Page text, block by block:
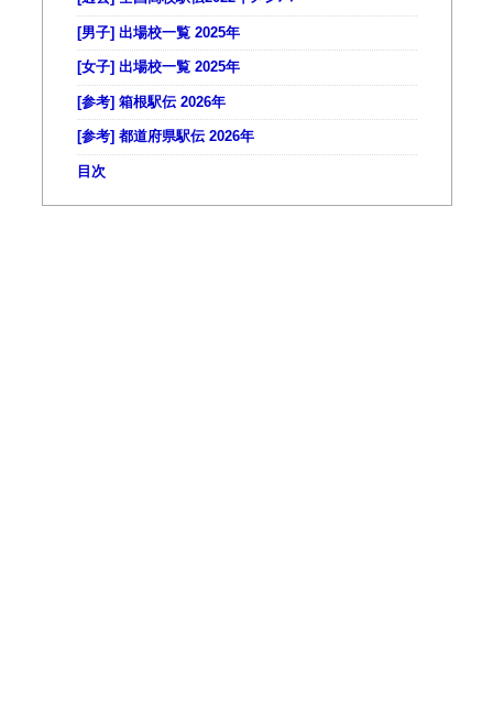
[男子] 出場校一覧 2025年
[女子] 出場校一覧 2025年
[参考] 箱根駅伝 2026年
[参考] 都道府県駅伝 2026年
目次